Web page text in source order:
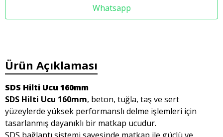
Whatsapp
Ürün Açıklaması
SDS Hilti Ucu 160mm
SDS Hilti Ucu 160mm, beton, tuğla, taş ve sert
yüzeylerde yüksek performanslı delme işlemleri için
tasarlanmış dayanıklı bir matkap ucudur.